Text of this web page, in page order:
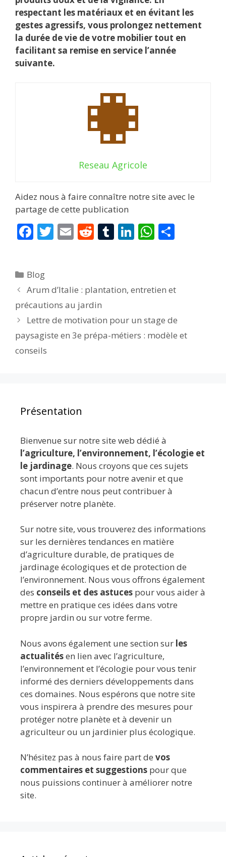
respectant les matériaux et en évitant les
gestes agressifs, vous prolongez nettement
la durée de vie de votre mobilier tout en
facilitant sa remise en service l’année
suivante.
Reseau Agricole
Aidez nous à faire connaître notre site avec le
partage de cette publication
F
b
o
o
k
T E R
t
T
r
Li
dI
W
A
p
er
Catégories
Blog
Arum d’Italie : plantation, entretien et
précautions au jardin
Lettre de motivation pour un stage de
paysagiste en 3e prépa-métiers : modèle et
conseils
Présentation
Bienvenue sur notre site web dédié à
l’agriculture, l’environnement, l’écologie et
le jardinage. Nous croyons que ces sujets
sont importants pour notre avenir et que
chacun d’entre nous peut contribuer à
préserver notre planète.
Sur notre site, vous trouverez des informations
sur les dernières tendances en matière
d’agriculture durable, de pratiques de
jardinage écologiques et de protection de
l’environnement. Nous vous offrons également
des conseils et des astuces pour vous aider à
mettre en pratique ces idées dans votre
propre jardin ou sur votre ferme.
Nous avons également une section sur les
actualitésen lien avec l’agriculture,
l’environnement et l’écologie pour vous tenir
informé des derniers développements dans
ces domaines. Nous espérons que notre site
vous inspirera à prendre des mesures pour
protéger notre planète et à devenir un
agriculteur ou un jardinier plus écologique.
N’hésitez pas à nous faire part de vos
commentaires et suggestions pour que
nous puissions continuer à améliorer notre
site.